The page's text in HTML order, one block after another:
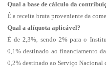
Qual a base de cálculo da
É a receita bruta proveniente da
Qual a alíquota aplicável?
É de 2,3%, sendo 2% para o
0,1% destinado ao financiamento
0,2% destinado ao Serviço Nacional